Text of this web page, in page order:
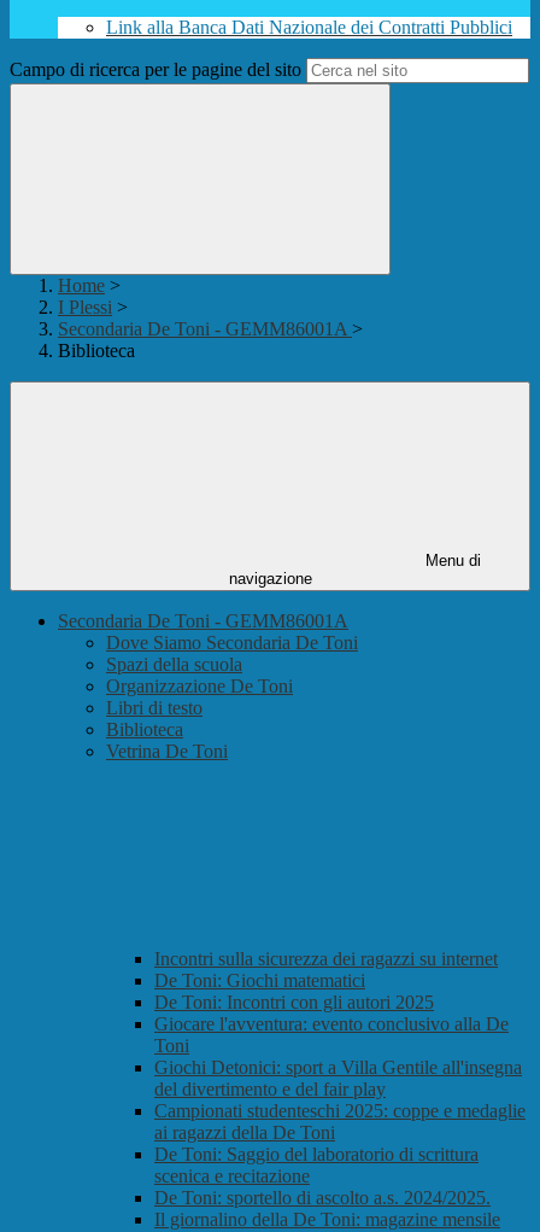
Link alla Banca Dati Nazionale dei Contratti Pubblici
Campo di ricerca per le pagine del sito
Home >
I Plessi >
Secondaria De Toni - GEMM86001A >
Biblioteca
Menu di
navigazione
Secondaria De Toni - GEMM86001A
Dove Siamo Secondaria De Toni
Spazi della scuola
Organizzazione De Toni
Libri di testo
Biblioteca
Vetrina De Toni
Incontri sulla sicurezza dei ragazzi su internet
De Toni: Giochi matematici
De Toni: Incontri con gli autori 2025
Giocare l'avventura: evento conclusivo alla De
Toni
Giochi Detonici: sport a Villa Gentile all'insegna
del divertimento e del fair play
Campionati studenteschi 2025: coppe e medaglie
ai ragazzi della De Toni
De Toni: Saggio del laboratorio di scrittura
scenica e recitazione
De Toni: sportello di ascolto a.s. 2024/2025.
Il giornalino della De Toni: magazine mensile